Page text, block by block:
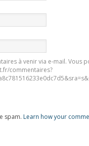
à venir via e-mail. Vous
commentaires?
spam. Learn how your